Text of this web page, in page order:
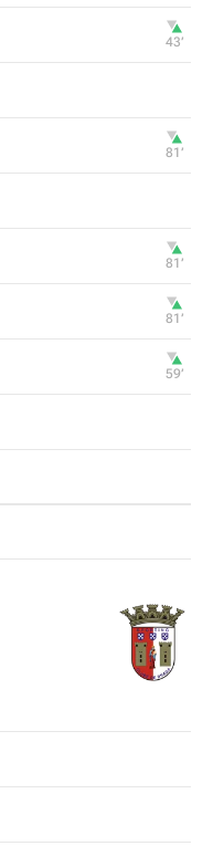
43‎’‎
81‎’‎
81‎’‎
81‎’‎
59‎’‎